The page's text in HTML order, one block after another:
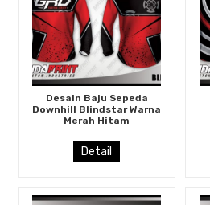
Desain Baju Sepeda
Downhill Blindstar Warna
Merah Hitam
Detail